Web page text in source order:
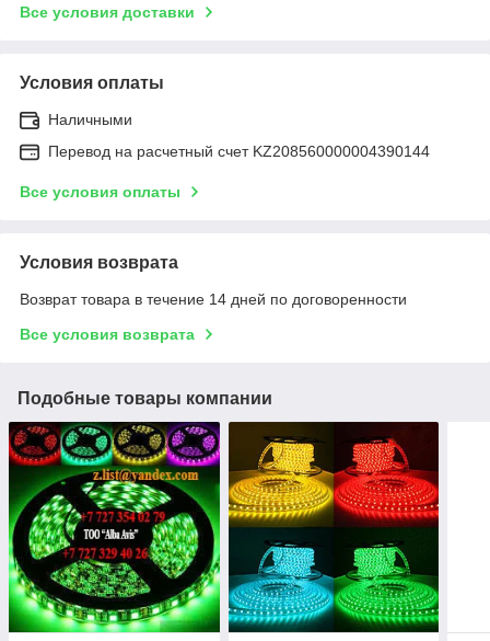
Все условия доставки
Условия оплаты
Наличными
Перевод на расчетный счет KZ208560000004390144
Все условия оплаты
Условия возврата
Возврат товара в течение 14 дней по договоренности
Все условия возврата
Подобные товары компании